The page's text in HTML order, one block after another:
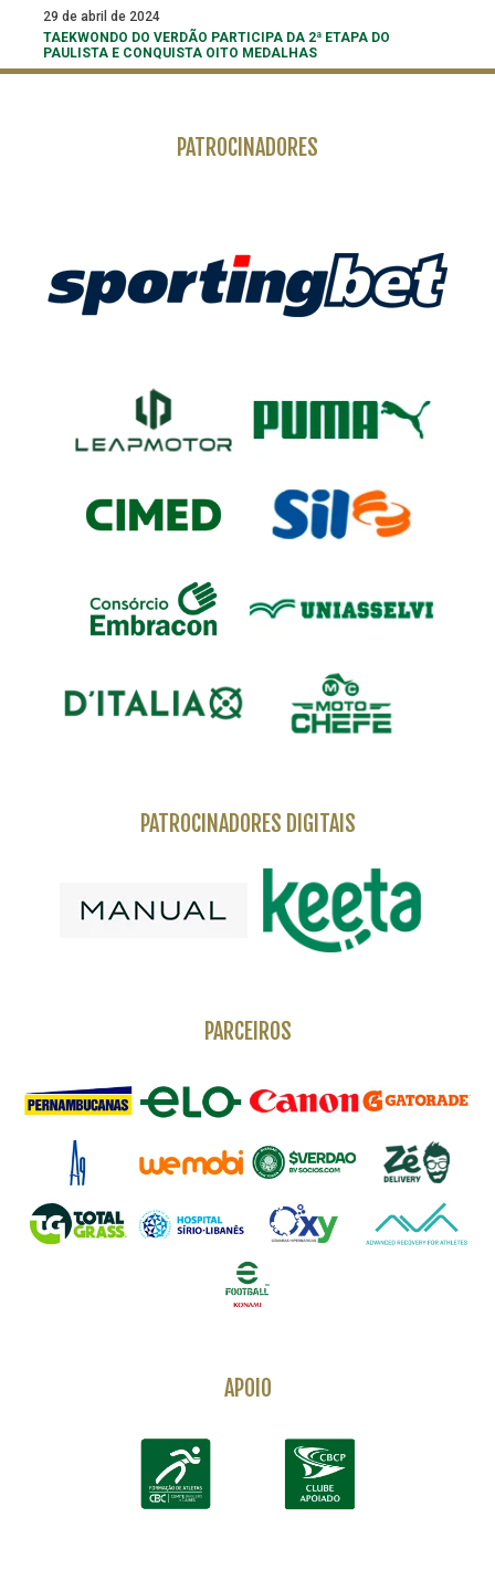
29 de abril de 2024
TAEKWONDO DO VERDÃO PARTICIPA DA 2ª ETAPA DO
PAULISTA E CONQUISTA OITO MEDALHAS
PATROCINADORES
PATROCINADORES DIGITAIS
PARCEIROS
APOIO